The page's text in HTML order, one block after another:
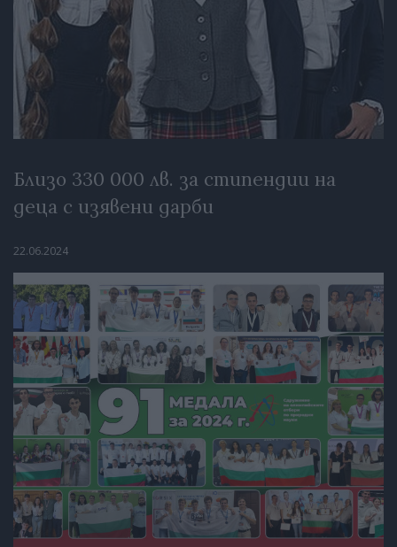
Близо 330 000 лв. за стипендии на
деца с изявени дарби
22.06.2024